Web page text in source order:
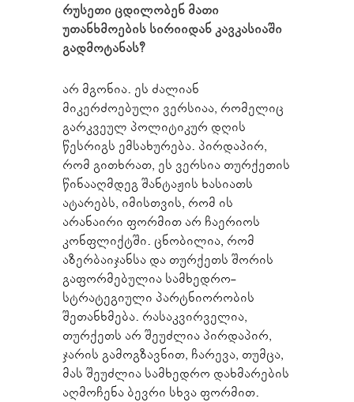
რუსეთი ცდილობენ მათი
უთანხმოების სირიიდან კავკასიაში
გადმოტანას?
არ მგონია. ეს ძალიან
მიკერძოებული ვერსიაა, რომელიც
გარკვეულ პოლიტიკურ დღის
წესრიგს ემსახურება. პირდაპირ,
რომ გითხრათ, ეს ვერსია თურქეთის
წინააღმდეგ შანტაჟის ხასიათს
ატარებს, იმისთვის, რომ ის
არანაირი ფორმით არ ჩაერიოს
კონფლიქტში. ცნობილია, რომ
აზერბაიჯანსა და თურქეთს შორის
გაფორმებულია სამხედრო-
სტრატეგიული პარტნიორობის
შეთანხმება. რასაკვირველია,
თურქეთს არ შეუძლია პირდაპირ,
ჯარის გამოგზავნით, ჩარევა, თუმცა,
მას შეუძლია სამხედრო დახმარების
აღმოჩენა ბევრი სხვა ფორმით.